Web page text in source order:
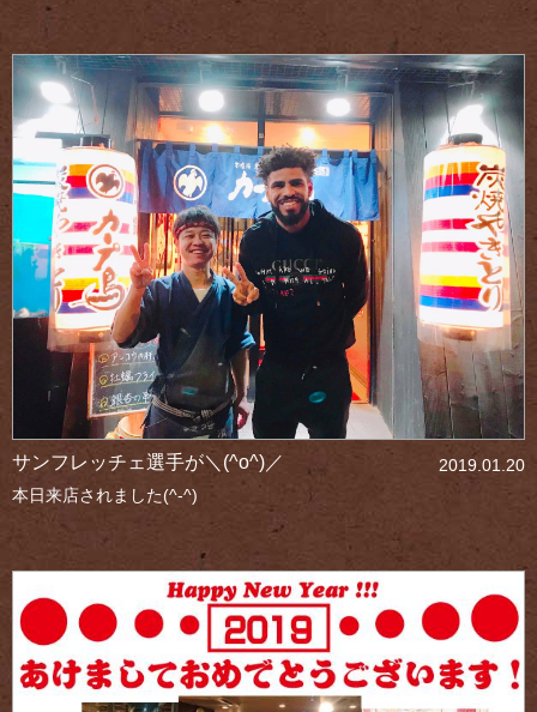
2019.01.20
サンフレッチェ選手が＼(^o^)／
本日来店されました(^-^)